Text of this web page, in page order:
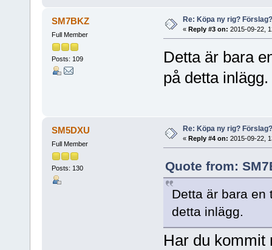
SM7BKZ
Full Member
Posts: 109
Re: Köpa ny rig? Förslag?
« Reply #3 on: 2015-09-22,
Detta är bara
på detta inlägg.
SM5DXU
Full Member
Posts: 130
Re: Köpa ny rig? Förslag?
« Reply #4 on: 2015-09-22,
Quote from:
Detta är bara en
detta inlägg.
Har du kommit